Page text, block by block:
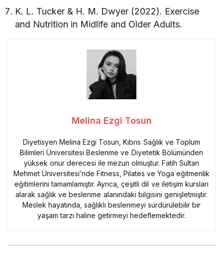
K. L. Tucker & H. M. Dwyer (2022). Exercise
and Nutrition in Midlife and Older Adults.
Melina Ezgi Tosun
Diyetisyen Melina Ezgi Tosun, Kıbrıs Sağlık ve Toplum
Bilimleri Üniversitesi Beslenme ve Diyetetik Bölümünden
yüksek onur derecesi ile mezun olmuştur. Fatih Sultan
Mehmet Üniversitesi’nde Fitness, Pilates ve Yoga eğitmenlik
eğitimlerini tamamlamıştır. Ayrıca, çeşitli dil ve iletişim kursları
alarak sağlık ve beslenme alanındaki bilgisini genişletmiştir.
Meslek hayatında, sağlıklı beslenmeyi sürdürülebilir bir
yaşam tarzı haline getirmeyi hedeflemektedir.